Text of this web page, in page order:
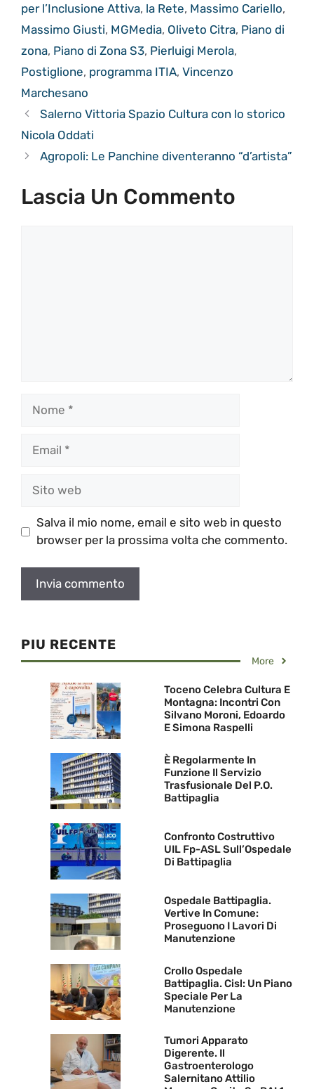
per l’Inclusione Attiva, la Rete, Massimo Cariello,
Massimo Giusti, MGMedia, Oliveto Citra, Piano di
zona, Piano di Zona S3, Pierluigi Merola,
Postiglione, programma ITIA, Vincenzo
Marchesano
Salerno Vittoria Spazio Cultura con lo storico
Nicola Oddati
Agropoli: Le Panchine diventeranno “d’artista”
Lascia Un Commento
Salva il mio nome, email e sito web in questo
browser per la prossima volta che commento.
PIU RECENTE
More
Toceno Celebra Cultura E
Montagna: Incontri Con
Silvano Moroni, Edoardo
E Simona Raspelli
È Regolarmente In
Funzione Il Servizio
Trasfusionale Del P.O.
Battipaglia
Confronto Costruttivo
UIL Fp-ASL Sull’Ospedale
Di Battipaglia
Ospedale Battipaglia.
Vertive In Comune:
Proseguono I Lavori Di
Manutenzione
Crollo Ospedale
Battipaglia. Cisl: Un Piano
Speciale Per La
Manutenzione
Tumori Apparato
Digerente. Il
Gastroenterologo
Salernitano Attilio